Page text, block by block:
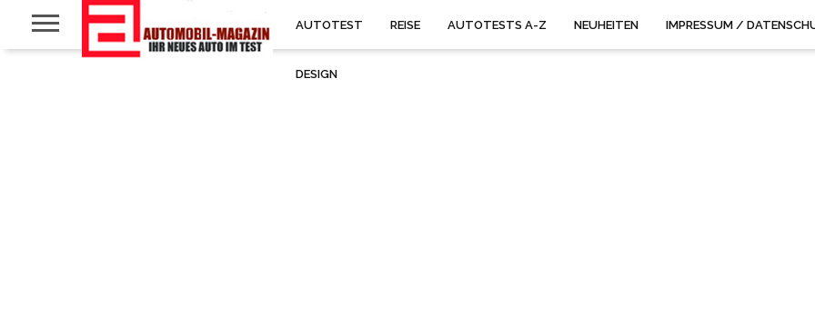
AUTOTEST REISE AUTOTESTS A-Z NEUHEITEN IMPRESSUM /
DESIGN